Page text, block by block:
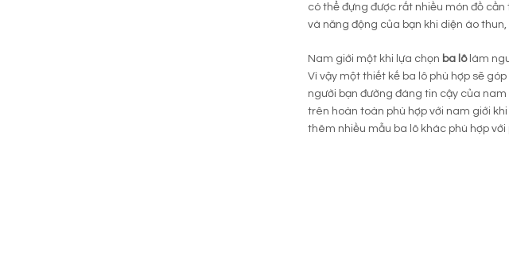
có thể đựng được rất nhiều món đồ
và năng động của bạn khi diện áo
Nam giới một khi lựa chọn ba lôlàm
Vì vậy một thiết kế ba lô phù hợp sẽ
người bạn đường đáng tin cậy của
trên hoàn toàn phù hợp với nam giới
thêm nhiều mẫu ba lô khác phù hợp